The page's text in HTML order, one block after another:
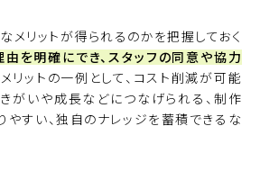
メリットが得られるのかを把握しておく
を明確にでき、スタッフの同意や協力
メリットの一例として、コスト削減が可能
きがいや成長などにつなげられる、制作
すい、独自のナレッジを蓄積できるな